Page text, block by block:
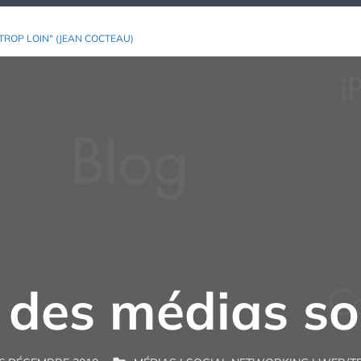
LOIN" (JEAN COCTEAU)
médias